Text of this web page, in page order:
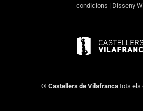
condicions | Disseny
© Castellers de Vilafrancatots els